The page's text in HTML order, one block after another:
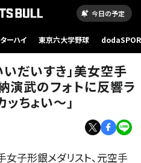
今日の予定
ーハイ 東京六大学野球
いだいすき」美女空手
演武のフォトに反響ラ
ッちょい〜」
子形銀メダリスト、元空手